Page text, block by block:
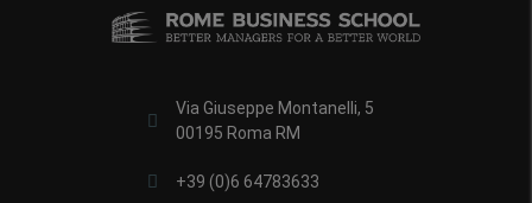
Via Giuseppe Montanelli, 5
00195 Roma RM
+39 (0)6 64783633